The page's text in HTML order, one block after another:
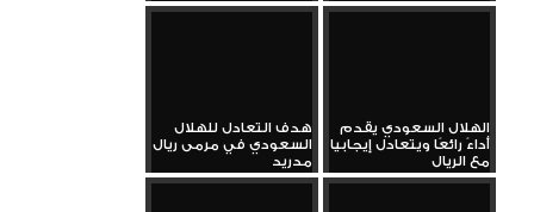
الهلال السعودي يقدم
أداءً رائعًا ويتعادل إيجابيا
مع الريال
هدف التعادل للهلال
السعودي في مرمى ريال
مدريد